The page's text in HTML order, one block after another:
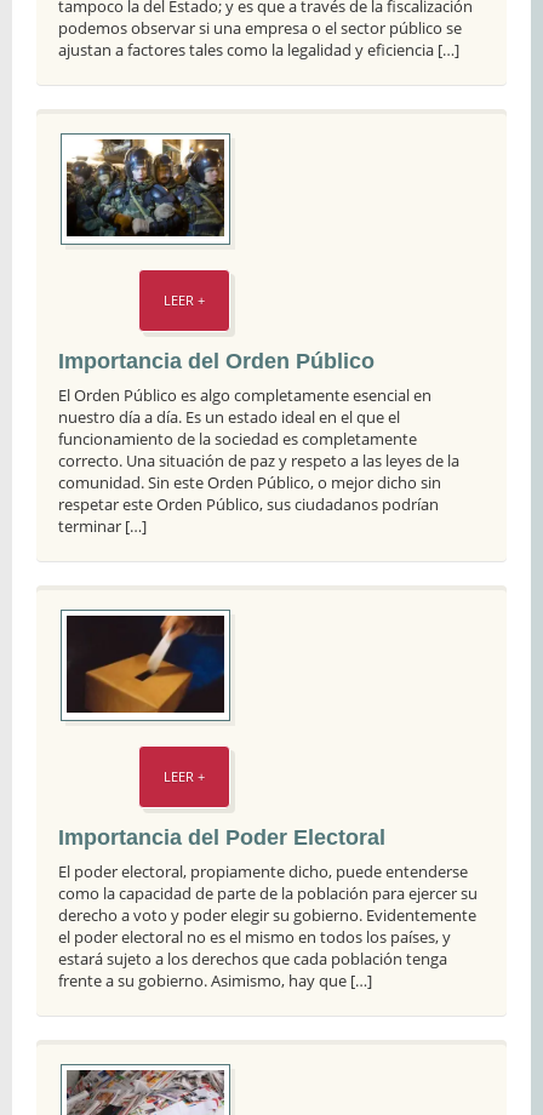
tampoco la del Estado; y es que a través de la fiscalización
podemos observar si una empresa o el sector público se
ajustan a factores tales como la legalidad y eficiencia […]
LEER +
Importancia del Orden Público
El Orden Público es algo completamente esencial en
nuestro día a día. Es un estado ideal en el que el
funcionamiento de la sociedad es completamente
correcto. Una situación de paz y respeto a las leyes de la
comunidad. Sin este Orden Público, o mejor dicho sin
respetar este Orden Público, sus ciudadanos podrían
terminar […]
LEER +
Importancia del Poder Electoral
El poder electoral, propiamente dicho, puede entenderse
como la capacidad de parte de la población para ejercer su
derecho a voto y poder elegir su gobierno. Evidentemente
el poder electoral no es el mismo en todos los países, y
estará sujeto a los derechos que cada población tenga
frente a su gobierno. Asimismo, hay que […]